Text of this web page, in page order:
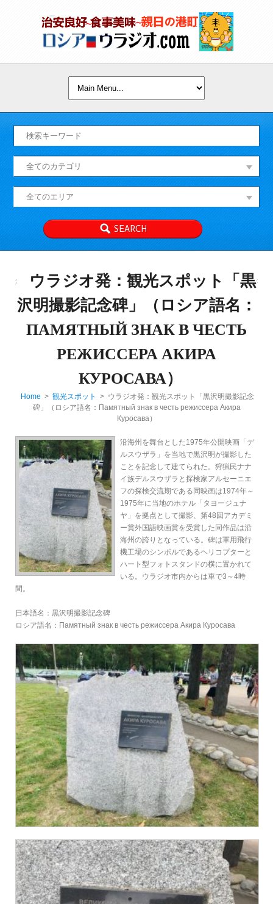
ウラジオ発：観光スポット「黒
沢明撮影記念碑」（ロシア語名：
ПАМЯТНЫЙ ЗНАК В ЧЕСТЬ
РЕЖИССЕРА АКИРА
КУРОСАВА）
Home > 観光スポット
> ウラジオ発：観光スポット「黒沢明撮影記念
碑」（ロシア語名：Памятный знак в честь режиссера Акира
Куросава）
沿海州を舞台とした1975年公開映画「デ
ルスウザラ」を当地で黒沢明が撮影した
ことを記念して建てられた。狩猟民ナナ
イ族デルスウザラと探検家アルセーニエ
フの探検交流期である同映画は1974年～
1975年に当地のホテル「タヨージュナ
ヤ」を拠点として撮影、第48回アカデミ
ー賞外国語映画賞を受賞した同作品は沿
海州の誇りとなっている。碑は軍用飛行
機工場のシンボルであるヘリコプターと
ハート型フォトスタンドの横に置かれて
いる。ウラジオ市内からは車で3～4時
間。
日本語名：黒沢明撮影記念碑
ロシア語名：Памятный знак в честь режиссера Акира Куросава